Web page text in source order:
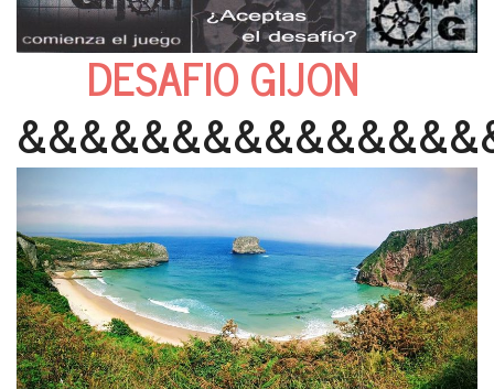
DESAFIO GIJON